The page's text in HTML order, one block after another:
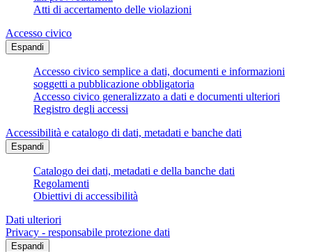
Atti di accertamento delle violazioni
Accesso civico
Espandi
Accesso civico semplice a dati, documenti e informazioni
soggetti a pubblicazione obbligatoria
Accesso civico generalizzato a dati e documenti ulteriori
Registro degli accessi
Accessibilità e catalogo di dati, metadati e banche dati
Espandi
Catalogo dei dati, metadati e della banche dati
Regolamenti
Obiettivi di accessibilità
Dati ulteriori
Privacy - responsabile protezione dati
Espandi